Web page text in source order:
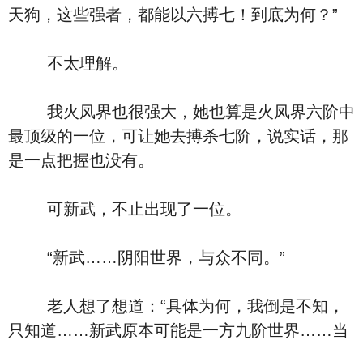
天狗，这些强者，都能以六搏七！到底为何？”
不太理解。
我火凤界也很强大，她也算是火凤界六阶中
最顶级的一位，可让她去搏杀七阶，说实话，那
是一点把握也没有。
可新武，不止出现了一位。
“新武……阴阳世界，与众不同。”
老人想了想道：“具体为何，我倒是不知，
只知道……新武原本可能是一方九阶世界……当